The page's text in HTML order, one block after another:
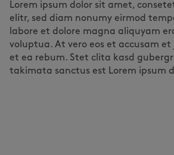
Lorem ipsum dolor sit amet,
elitr, sed diam nonumy eirmod
labore et dolore magna aliquyam
voluptua. At vero eos et accusam et
et ea rebum. Stet clita kasd
takimata sanctus est Lorem ipsum